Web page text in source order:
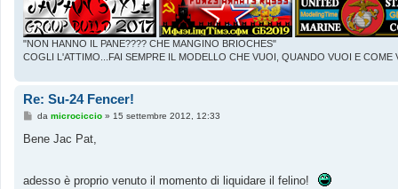
"NON HANNO IL PANE???? CHE MANGINO BRIOCHES"
COGLI L'ATTIMO...FAI SEMPRE IL MODELLO CHE VUOI, QUANDO VUOI E COME
Re: Su-24 Fencer!
M
s
g
da microciccio» 15 settembre 2012, 12:33
Bene Jac Pat,
adesso è proprio venuto il momento di liquidare il felino!